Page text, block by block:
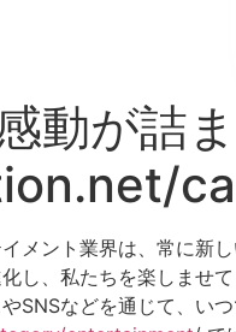
動が詰
メント業界は、常に新
し、私たちを楽しませ
SNSなどを通じて、い